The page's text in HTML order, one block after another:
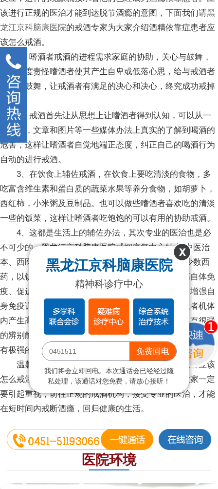
该进行正规的医治才能到达脱节酒瘾的意图，下面我们请黑
龙江京科脑康医院的戒酒专家为大家介绍酒精依靠症患者应
该怎么戒酒。
1、嗜酒者戒酒的进程需求家庭的协助，关心与鼓舞，
不能过度责怪嗜酒者使其产生自卑或低落心思，给与戒酒者
关心与鼓舞，让戒酒者有满足的决心和决心，终究成功戒掉
酒瘾。
2、戒酒首先让从思想上让嗜酒者得到认知，可以从一
些视频，文章和图片等一些媒体办法上真实的了解到喝酒的
危害，这样让嗜酒者自觉地端正态度，纠正自己的喝酒行为
自动的进行戒酒。
3、在饮食上辅佐戒酒，在饮食上要吃清淡的食物，多
吃富含维生素和蛋白质的蔬菜水果等养分食物，如胡萝卜，
西红柿，小米粥及豆制品。也可以做些嗜酒者喜欢吃的清淡
一些的饭菜，这样让嗜酒者吃饱饱的可以有用的协助戒酒。
4、这都是生活上的辅佐办法，其次专业的医治也是必
不可少的。黑龙江京科脑康医院戒烟康复中心结合“中医治
本、西医去标”的各自差异和优势，以中药为主辅以少数西
药，以铲除疾病病源、修正机体功用为工具，以提高自体免
疫、促进细胞重生和抗复发、抗炎护肝、抗纤维化、增强自
身免疫调节等对症综合医治，通过中医名贵药材使患者机体
内产生高浓度的基因性干扰素，对相应受损的基因具有很强
的辨别能力并进行靶向铲除，不但不伤害健康细胞，而且具
有极强的修正功用，使其康复功用和活力。
温馨提示：综上所述为大家介绍了酒精依靠症患者应该
怎么戒酒，酒精依靠症状是一种典型的恶性疾病，大家一定
要引起重视，前往正规的戒酒机构，接受专业的医治，才能
在短时间内戒断酒瘾，回归健康的生活。
医院环境
黑龙江京科脑康医院
精神科诊疗中心
免费回电
我们将会立即回电。本次通话会已经经过隐
私处理，该通话对您免费，请放心接听！